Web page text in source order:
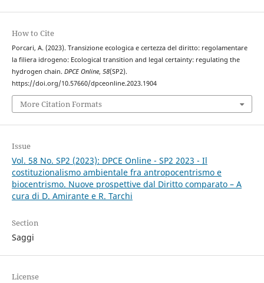
How to Cite
Porcari, A. (2023). Transizione ecologica e certezza del diritto: regolamentare
la filiera idrogeno: Ecological transition and legal certainty: regulating the
hydrogen chain. DPCE Online, 58(SP2).
https://doi.org/10.57660/dpceonline.2023.1904
More Citation Formats
Issue
Vol. 58 No. SP2 (2023): DPCE Online - SP2 2023 - Il
costituzionalismo ambientale fra antropocentrismo e
biocentrismo. Nuove prospettive dal Diritto comparato – A
cura di D. Amirante e R. Tarchi
Section
Saggi
License